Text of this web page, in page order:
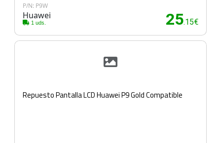
P/N: P9W
Huawei
1 uds. 25.15€
Repuesto Pantalla LCD Huawei P9 Gold Compatible